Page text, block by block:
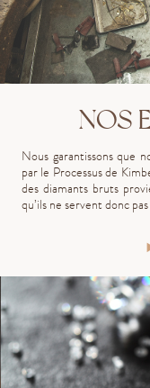
NOS
Nous garantissons que
par le Processus de
des diamants bruts
qu’ils ne servent donc